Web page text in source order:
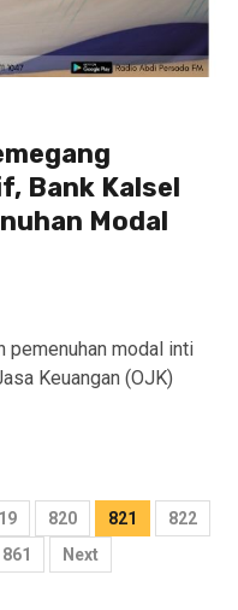
Bank Kalsel
Modal
pemenuhan modal inti
Keuangan (OJK)
820 821
822
861 Next